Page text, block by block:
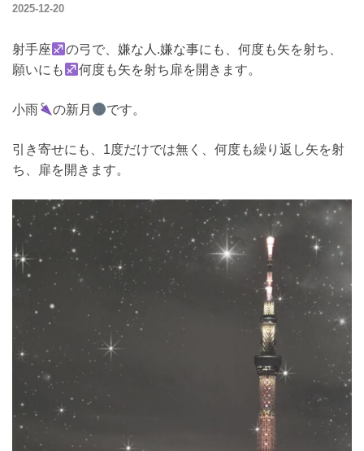
2025-12-20
射手座
の弓で、嫌な人.嫌な事にも、何度も矢を射ち、
願いにも
何度も矢を射ち扉を開きます。
小雨 の新月 です。
引き寄せにも、1度だけでは無く、何度も繰り返し矢を射
ち、扉を開きます。